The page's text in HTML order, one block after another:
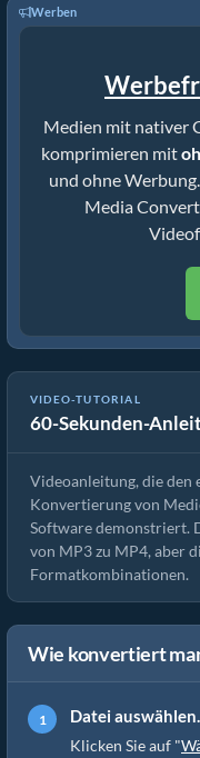
Werben
Medien mit nativer
komprimieren mit
und ohne
Media
VIDEO-TUTORIAL
60-Sekunden-
Wie man
Videoanleitung, die den
Konvertierung von
Software demonstriert.
von MP3 zu MP4, aber
Formatkombinationen.
Wie konvertiert
Datei auswählen.
Klicken Sie auf "